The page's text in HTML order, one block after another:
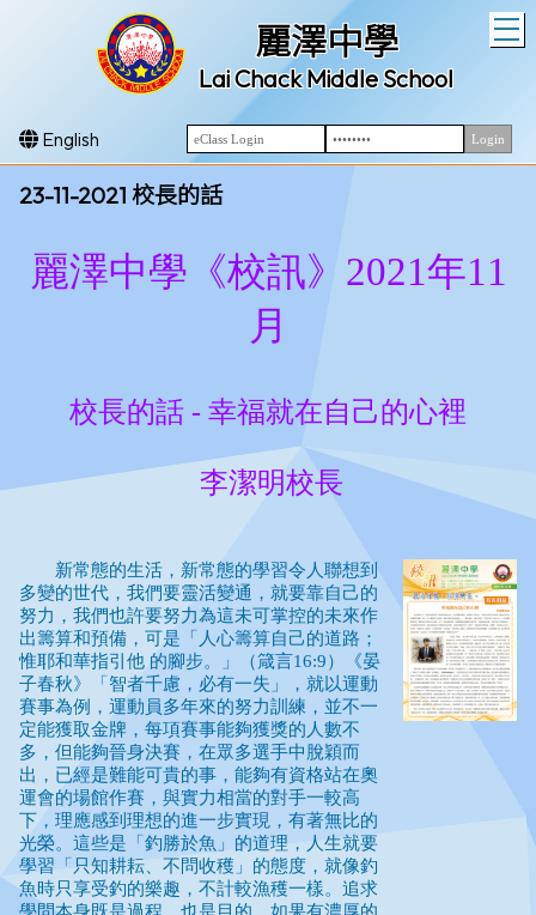
麗澤中學
Lai Chack Middle School
English
23-11-2021 校長的話